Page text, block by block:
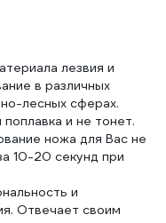
лезвия и
в различных
лесных сферах.
и не тонет.
ножа для Вас не
10-20 секунд при
и
Отвечает своим